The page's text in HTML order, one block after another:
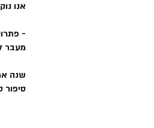
אנו
-
מעבר
סיפור